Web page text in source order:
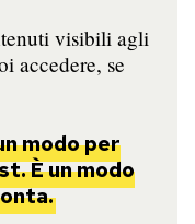
visibili agli
accedere, se
modo per
È un modo